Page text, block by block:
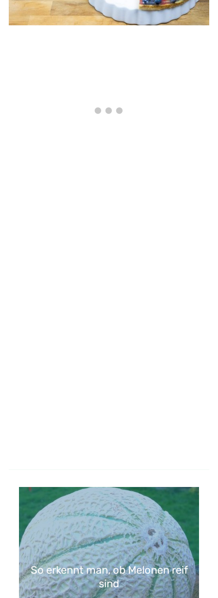
So erkennt man, ob Melonen reif
sind